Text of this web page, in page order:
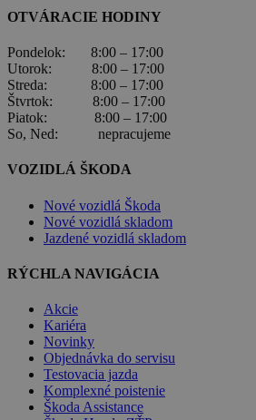
OTVÁRACIE HODINY
Pondelok: 8:00 – 17:00
Utorok: 8:00 – 17:00
Streda: 8:00 – 17:00
Štvrtok: 8:00 – 17:00
Piatok: 8:00 – 17:00
So, Ned: nepracujeme
VOZIDLÁ ŠKODA
Nové vozidlá Škoda
Nové vozidlá skladom
Jazdené vozidlá skladom
RÝCHLA NAVIGÁCIA
Akcie
Kariéra
Novinky
Objednávka do servisu
Testovacia jazda
Komplexné poistenie
Škoda Assistance